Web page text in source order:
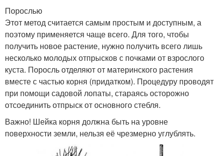
Порослью
Этот метод считается самым простым и доступным, а
поэтому применяется чаще всего. Для того, чтобы
получить новое растение, нужно получить всего лишь
несколько молодых отпрысков с почками от взрослого
куста. Поросль отделяют от материнского растения
вместе с частью корня (придатком). Процедуру проводят
при помощи садовой лопаты, стараясь осторожно
отсоединить отпрыск от основного стебля.
Важно! Шейка корня должна быть на уровне
поверхности земли, нельзя её чрезмерно углублять.